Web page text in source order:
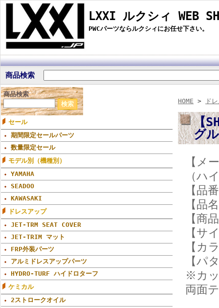
LXXI ルクシィ WEB
PWCパーツならルクシィにお任せ下さい。
商品検索
商品検索
セール
期間限定セールパーツ
数量限定セール
モデル別（機種別）
YAMAHA
SEADOO
KAWASAKI
ドレスアップ
JET-TRM SEAT COVER
JET-TRIM マット
FRP外装パーツ
アルミドレスアップパーツ
HYDRO-TURF ハイドロターフ
ケミカル
2ストロークオイル
HOME > ド
【
グ
【メ
（ハ
【品
【品
【商
【サ
【カ
【パ
※カ
両面